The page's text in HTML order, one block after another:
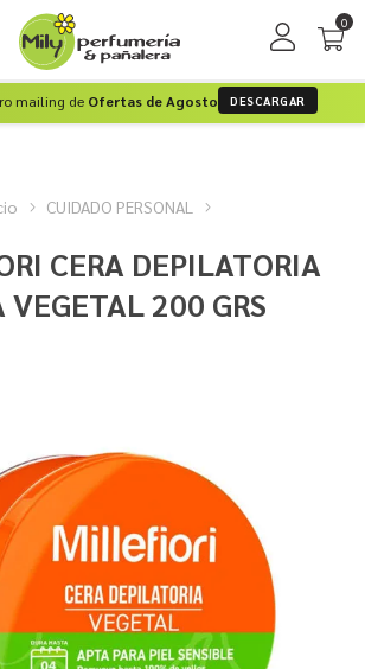
0
mailing de Ofertas de Agosto DESCARGAR
CUIDADO PERSONAL
CERA DEPILATORIA
VEGETAL 200 GRS